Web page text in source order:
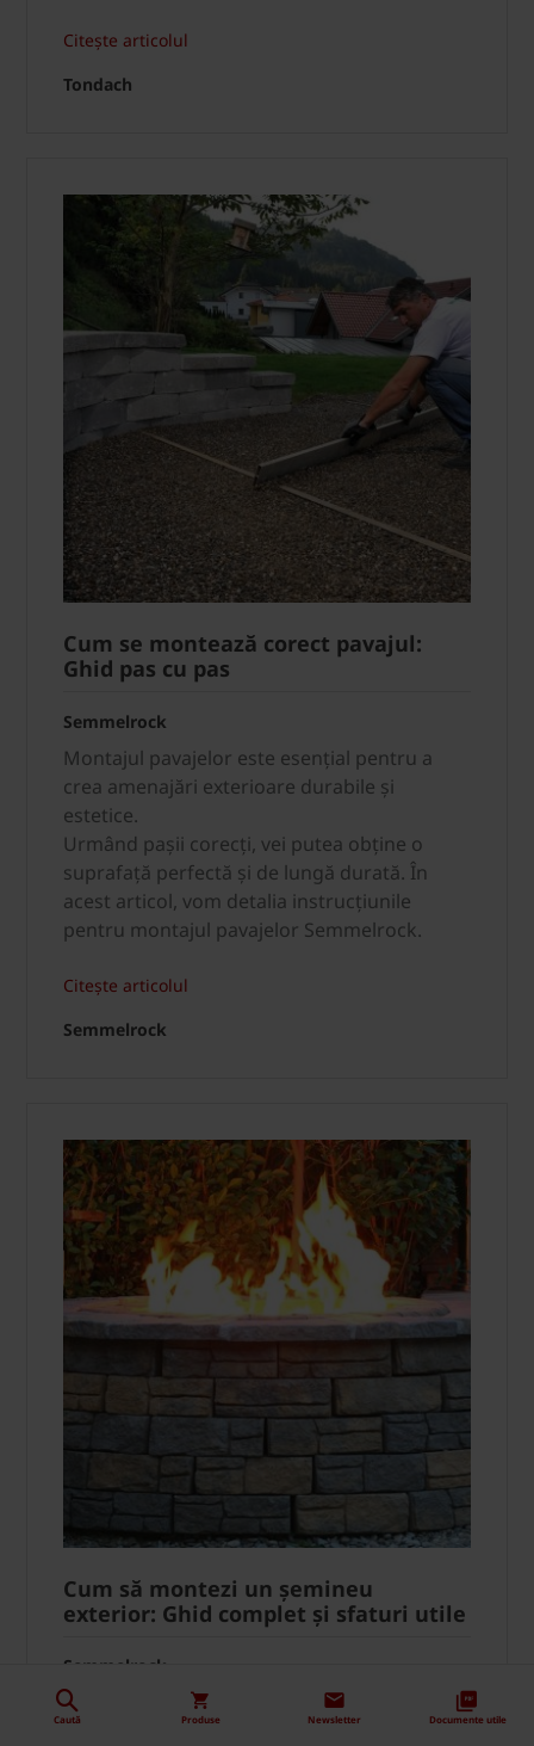
Citește articolul
Tondach
Cum se montează corect pavajul:
Ghid pas cu pas
Semmelrock
Montajul pavajelor este esențial pentru a
crea amenajări exterioare durabile și
estetice.
Urmând pașii corecți, vei putea obține o
suprafață perfectă și de lungă durată. În
acest articol, vom detalia instrucțiunile
pentru montajul pavajelor Semmelrock.
Citește articolul
Semmelrock
Cum să montezi un șemineu
exterior: Ghid complet și sfaturi utile
Semmelrock
Montarea unui șemineu exterior poate
transforma complet aspectul și
Caută Produse Newsletter Documente utile